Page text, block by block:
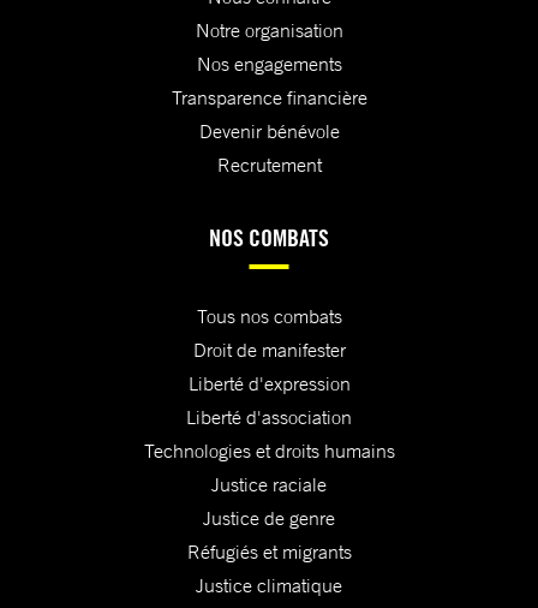
Notre organisation
Nos engagements
Transparence financière
Devenir bénévole
Recrutement
NOS COMBATS
Tous nos combats
Droit de manifester
Liberté d'expression
Liberté d'association
Technologies et droits humains
Justice raciale
Justice de genre
Réfugiés et migrants
Justice climatique